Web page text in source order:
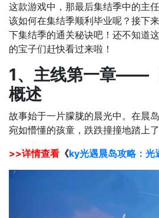
这款游戏中，那最后集结季中的主
该如何在集结季顺利毕业呢？接下
下集结季的通关秘诀吧！还不知道
的宝子们赶快看过来啦！
1、主线第一章——
概述
故事始于一片朦胧的晨光中。在晨
宛如懵懂的孩童，跌跌撞撞地踏上了
>>详情查看 《ky光遇晨岛攻略：光